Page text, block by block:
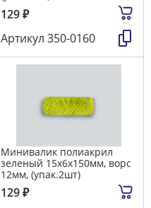
129₽
Артикул 350-0160
Минивалик полиакрил
зеленый 15х6х150мм, ворс
12мм, (упак.2шт)
129₽